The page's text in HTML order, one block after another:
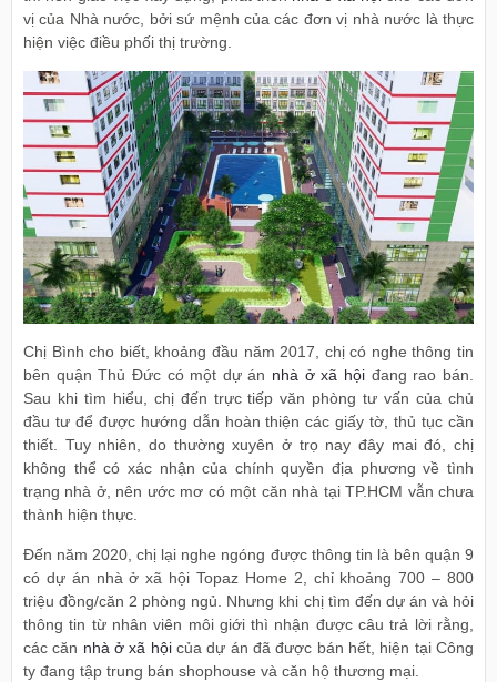
vị của Nhà nước, bởi sứ mệnh của các đơn vị nhà nước là thực
hiện việc điều phối thị trường.
Chị Bình cho biết, khoảng đầu năm 2017, chị có nghe thông tin
bên quận Thủ Đức có một dự án nhà ở xã hội đang rao bán.
Sau khi tìm hiểu, chị đến trực tiếp văn phòng tư vấn của chủ
đầu tư để được hướng dẫn hoàn thiện các giấy tờ, thủ tục cần
thiết. Tuy nhiên, do thường xuyên ở trọ nay đây mai đó, chị
không thể có xác nhận của chính quyền địa phương về tình
trạng nhà ở, nên ước mơ có một căn nhà tại TP.HCM vẫn chưa
thành hiện thực.
Đến năm 2020, chị lại nghe ngóng được thông tin là bên quận 9
có dự án nhà ở xã hội Topaz Home 2, chỉ khoảng 700 – 800
triệu đồng/căn 2 phòng ngủ. Nhưng khi chị tìm đến dự án và hỏi
thông tin từ nhân viên môi giới thì nhận được câu trả lời rằng,
các căn nhà ở xã hộicủa dự án đã được bán hết, hiện tại Công
ty đang tập trung bán shophouse và căn hộ thương mại.